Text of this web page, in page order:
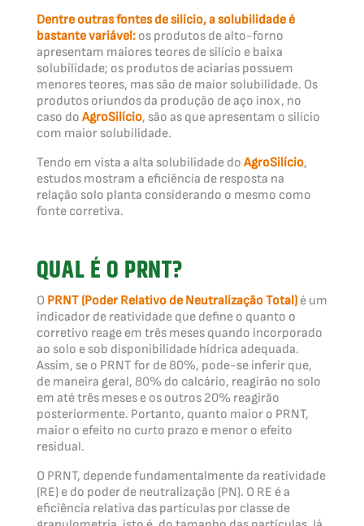
Dentre outras fontes de silício, a solubilidade é
bastante variável:os produtos de alto-forno
apresentam maiores teores de silício e baixa
solubilidade; os produtos de aciarias possuem
menores teores, mas são de maior solubilidade. Os
produtos oriundos da produção de aço inox, no
caso do AgroSilício, são as que apresentam o silício
com maior solubilidade.
Tendo em vista a alta solubilidade do AgroSilício,
estudos mostram a eficiência de resposta na
relação solo planta considerando o mesmo como
fonte corretiva.
QUAL É O PRNT?
O PRNT (Poder Relativo de Neutralização Total)é um
indicador de reatividade que define o quanto o
corretivo reage em três meses quando incorporado
ao solo e sob disponibilidade hídrica adequada.
Assim, se o PRNT for de 80%, pode-se inferir que,
de maneira geral, 80% do calcário, reagirão no solo
em até três meses e os outros 20% reagirão
posteriormente. Portanto, quanto maior o PRNT,
maior o efeito no curto prazo e menor o efeito
residual.
O PRNT, depende fundamentalmente da reatividade
(RE) e do poder de neutralização (PN). O RE é a
eficiência relativa das partículas por classe de